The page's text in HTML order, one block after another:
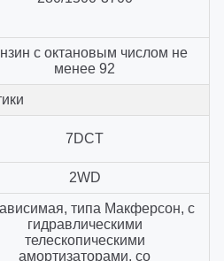
с октановым числом не
менее 92
7DCT
2WD
типа Макферсон, с
гидравлическими
телескопическими
амортизаторами, со